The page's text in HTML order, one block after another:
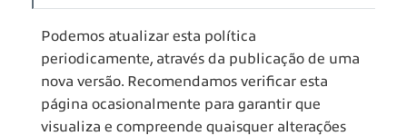
Podemos atualizar esta política
periodicamente, através da publicação de uma
nova versão. Recomendamos verificar esta
página ocasionalmente para garantir que
visualiza e compreende quaisquer alterações